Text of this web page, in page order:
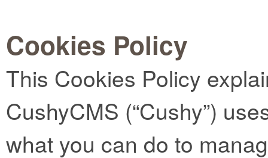
Cookies Policy
This Cookies Policy
CushyCMS (“Cushy”)
what you can do to